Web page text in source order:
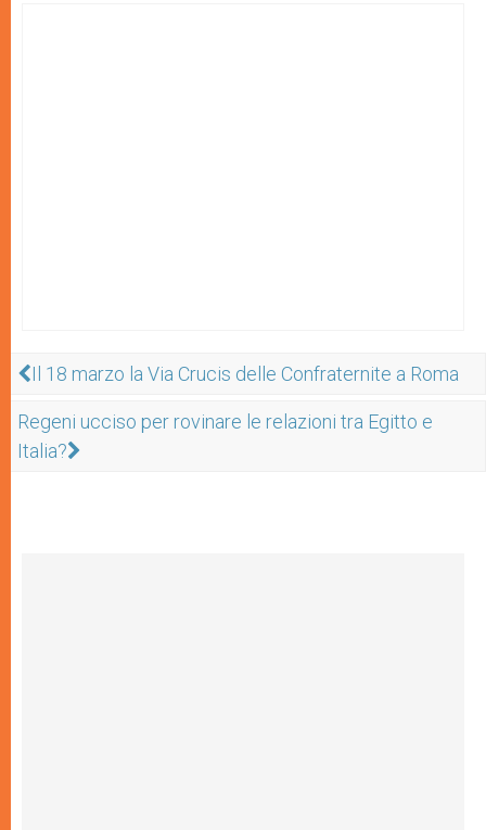
Il 18 marzo la Via Crucis delle Confraternite a Roma
Regeni ucciso per rovinare le relazioni tra Egitto e
Italia?